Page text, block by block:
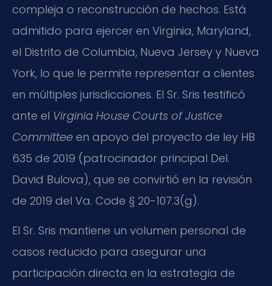
compleja o reconstrucción de hechos. Está
admitido para ejercer en Virginia, Maryland,
el Distrito de Columbia, Nueva Jersey y Nueva
York, lo que le permite representar a clientes
en múltiples jurisdicciones. El Sr. Sris testificó
ante el Virginia House Courts of Justice
Committee en apoyo del proyecto de ley HB
635 de 2019 (patrocinador principal Del.
David Bulova), que se convirtió en la revisión
de 2019 del Va. Code § 20-107.3(g).
El Sr. Sris mantiene un volumen personal de
casos reducido para asegurar una
participación directa en la estrategia de